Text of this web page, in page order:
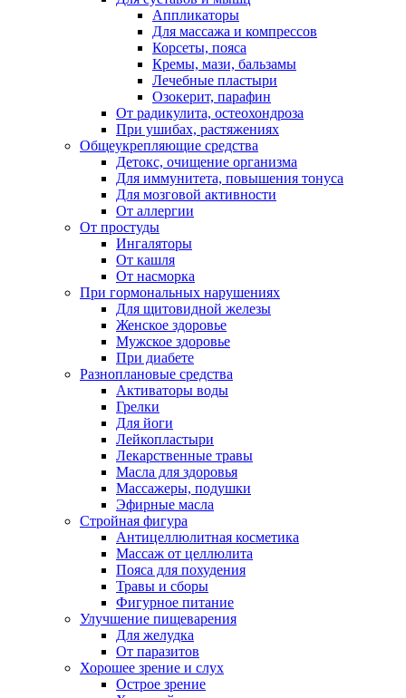
Аппликаторы
Для массажа и компрессов
Корсеты, пояса
Кремы, мази, бальзамы
Лечебные пластыри
Озокерит, парафин
От радикулита, остеохондроза
При ушибах, растяжениях
Общеукрепляющие средства
Детокс, очищение организма
Для иммунитета, повышения тонуса
Для мозговой активности
От аллергии
От простуды
Ингаляторы
От кашля
От насморка
При гормональных нарушениях
Для щитовидной железы
Женское здоровье
Мужское здоровье
При диабете
Разноплановые средства
Активаторы воды
Грелки
Для йоги
Лейкопластыри
Лекарственные травы
Масла для здоровья
Массажеры, подушки
Эфирные масла
Стройная фигура
Антицеллюлитная косметика
Массаж от целлюлита
Пояса для похудения
Травы и сборы
Фигурное питание
Улучшение пищеварения
Для желудка
От паразитов
Хорошее зрение и слух
Острое зрение